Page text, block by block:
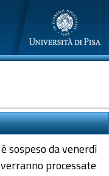
sospeso da venerdì
processate